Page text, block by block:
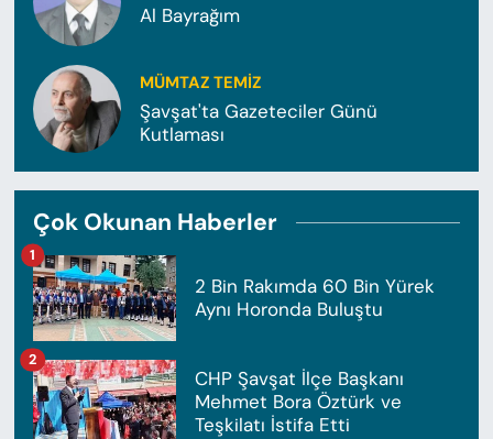
Al Bayrağım
MÜMTAZ TEMİZ
Şavşat'ta Gazeteciler Günü
Kutlaması
Çok Okunan Haberler
2 Bin Rakımda 60 Bin Yürek
Aynı Horonda Buluştu
1
CHP Şavşat İlçe Başkanı
Mehmet Bora Öztürk ve
Teşkilatı İstifa Etti
2